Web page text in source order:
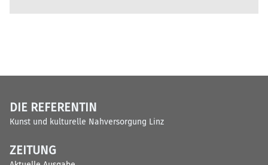
DIE REFERENTIN
Kunst und kulturelle Nahversorgung Linz
ZEITUNG